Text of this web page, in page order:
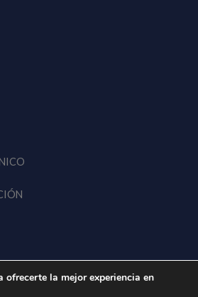
ofrecerte la mejor experiencia en